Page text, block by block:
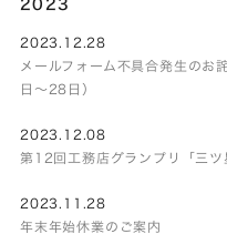
2023
2023.12.28
メールフォーム不具合発生の
日～28日）
2023.12.08
第12回工務店グランプリ「三ツ
2023.11.28
年末年始休業のご案内